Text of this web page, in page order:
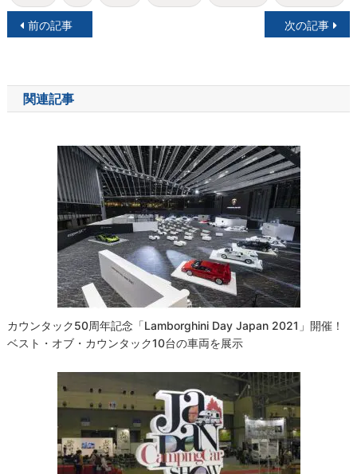
投
ナ
ビ
前の記事 次の記事
関連記事
カウンタック50周年記念「Lamborghini Day Japan 2021」開催！
ベスト・オブ・カウンタック10台の車両を展示